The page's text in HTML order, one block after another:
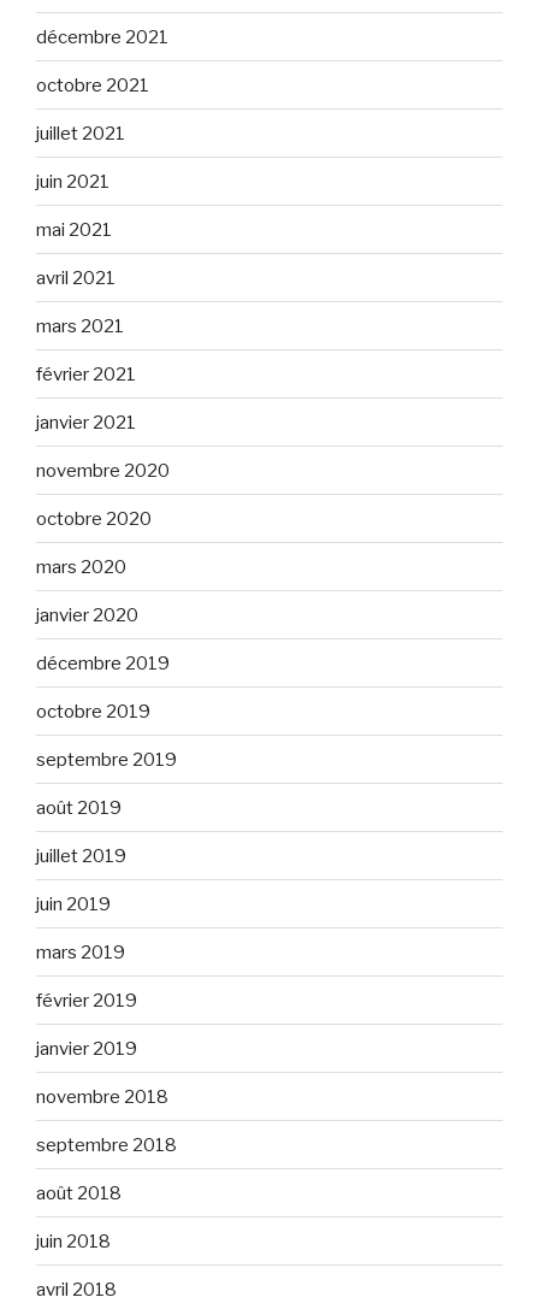
décembre 2021
octobre 2021
juillet 2021
juin 2021
mai 2021
avril 2021
mars 2021
février 2021
janvier 2021
novembre 2020
octobre 2020
mars 2020
janvier 2020
décembre 2019
octobre 2019
septembre 2019
août 2019
juillet 2019
juin 2019
mars 2019
février 2019
janvier 2019
novembre 2018
septembre 2018
août 2018
juin 2018
avril 2018